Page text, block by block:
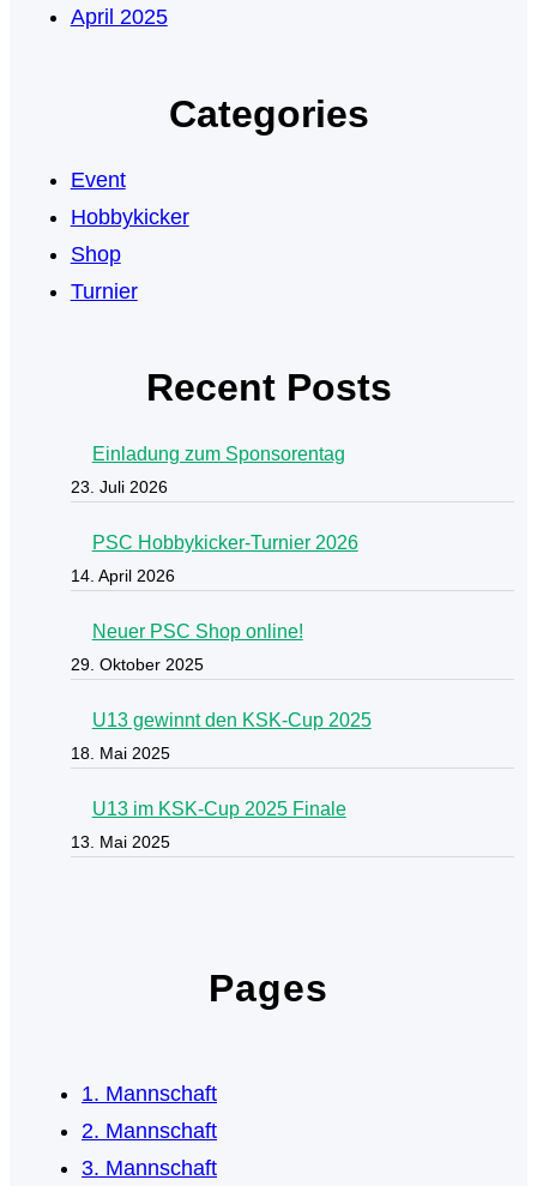
April 2025
Categories
Event
Hobbykicker
Shop
Turnier
Recent Posts
Einladung zum Sponsorentag
23. Juli 2026
PSC Hobbykicker-Turnier 2026
14. April 2026
Neuer PSC Shop online!
29. Oktober 2025
U13 gewinnt den KSK-Cup 2025
18. Mai 2025
U13 im KSK-Cup 2025 Finale
13. Mai 2025
Pages
1. Mannschaft
2. Mannschaft
3. Mannschaft